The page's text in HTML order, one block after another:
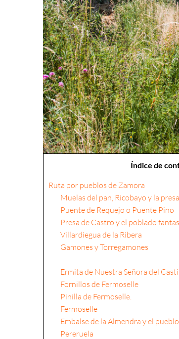
Índice de
Ruta por pueblos de Zamora
Muelas del pan, Ricobayo y la
Puente de Requejo o Puente Pino
Presa de Castro y el poblado
Villardiegua de la Ribera
Gamones y Torregamones
Ermita de Nuestra Señora del
Fornillos de Fermoselle
Pinilla de Fermoselle.
Fermoselle
Embalse de la Almendra y el
Pereruela